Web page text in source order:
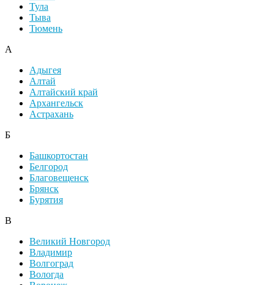
Тула
Тыва
Тюмень
А
Адыгея
Алтай
Алтайский край
Архангельск
Астрахань
Б
Башкортостан
Белгород
Благовещенск
Брянск
Бурятия
В
Великий Новгород
Владимир
Волгоград
Вологда